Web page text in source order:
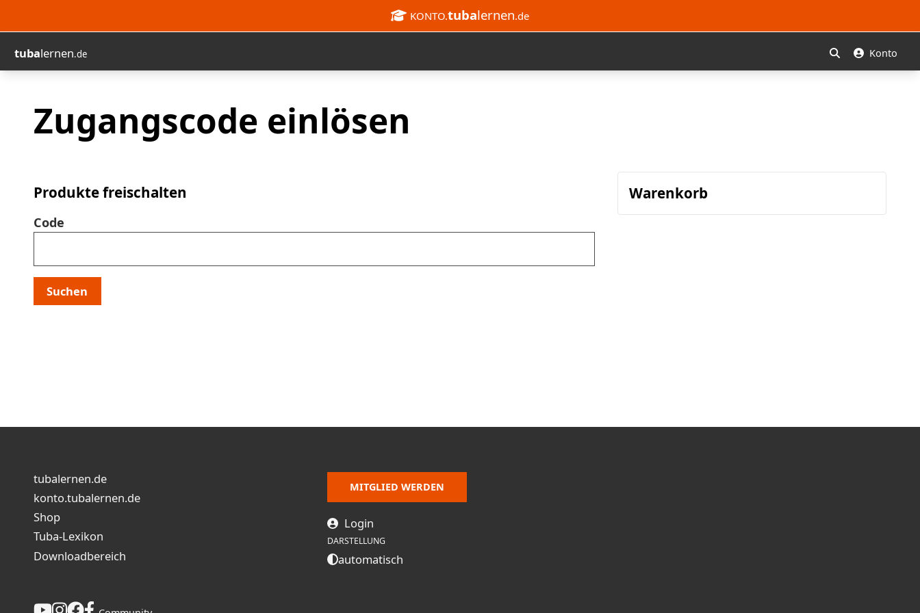
KONTO.tubalernen.de
tubalernen.de Konto
Zugangscode einlösen
Produkte freischalten
Code
Suchen
Warenkorb
tubalernen.de
konto.tubalernen.de
Shop
Tuba-Lexikon
Downloadbereich
MITGLIED WERDEN
Login
DARSTELLUNG
automatisch